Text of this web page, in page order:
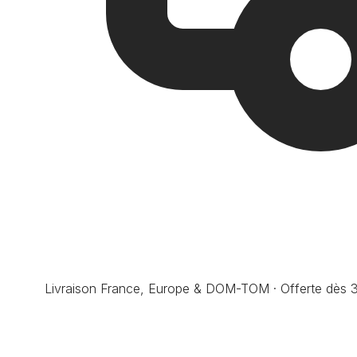
Livraison France, Europe & DOM-TOM · Offerte dès